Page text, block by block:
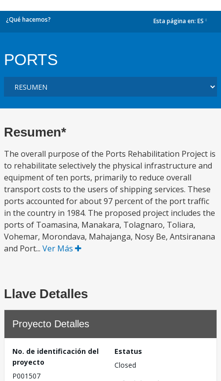
¿Qué hacemos? Esta página en: ES
PORTS
Resumen*
The overall purpose of the Ports Rehabilitation Project is
to rehabilitate selectively the physical infrastructure and
equipment of ten ports, primarily to reduce overall
transport costs to the users of shipping services. These
ports accounted for about 97 percent of the port traffic
in the country in 1984. The proposed project includes the
ports of Toamasina, Manakara, Tolagnaro, Toliara,
Vohemar, Morondava, Mahajanga, Nosy Be, Antsiranana
and Port... Ver Más
Llave Detalles
Proyecto Detalles
No. de identificación del
proyecto
P001507
Estatus
Closed